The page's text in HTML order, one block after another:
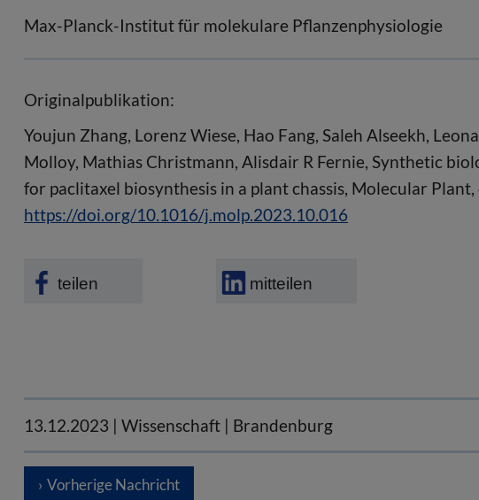
Max-Planck-Institut für molekulare Pflanzenphysiologie
Originalpublikation:
Youjun Zhang, Lorenz Wiese, Hao Fang, Saleh Alseekh,
Molloy, Mathias Christmann, Alisdair R Fernie, Synthetic
for paclitaxel biosynthesis in a plant chassis, Molecular
https://doi.org/10.1016/j.molp.2023.10.016
teilen mitteilen
13.12.2023 | Wissenschaft | Brandenburg
Vorherige Nachricht